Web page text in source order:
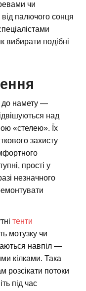
чи
палючого сонця
вибирати подібні
до намету —
над
«стелею». Їх
захисту
прості у
незначного
тенти
мотузку чи
навпіл —
кілками. Така
розсікати потоки
під час